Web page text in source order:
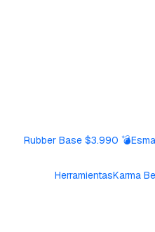
Rubber Base $3.990 💣
HerramientasKarma